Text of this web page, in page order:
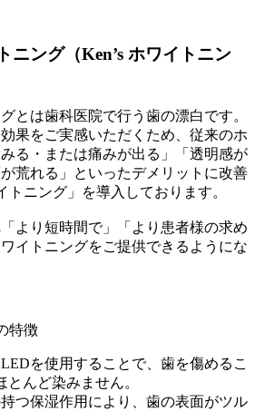
ニング（Ken’s ホワイトニン
とは歯科医院で行う歯の漂白です。
果をご実感いただくため、従来のホ
みる・または痛みが出る」「透明感が
荒れる」といったデメリットに改善
トニング」
を導入しております。
より短時間で」「より患者様の求め
イトニングをご提供できるようにな
特徴
を使用することで、歯を傷めるこ
とんど染みません。
つ保湿作用により、歯の表面がツル